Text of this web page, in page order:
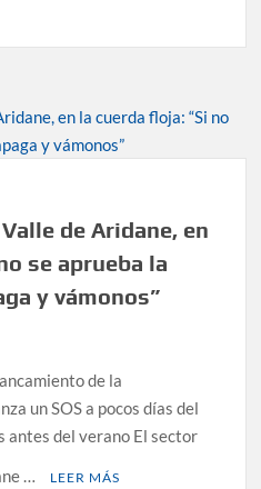
de Aridane, en
se aprueba la
y vámonos”
de la
un SOS a pocos días del
antes del verano El sector
…
LEER MÁS